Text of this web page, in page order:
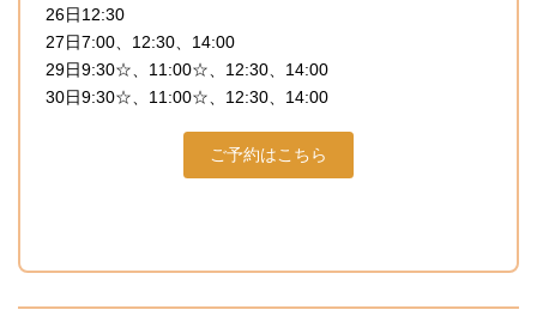
26日12:30
27日7:00、12:30、14:00
29日9:30☆、11:00☆、12:30、14:00
30日9:30☆、11:00☆、12:30、14:00
ご予約はこちら